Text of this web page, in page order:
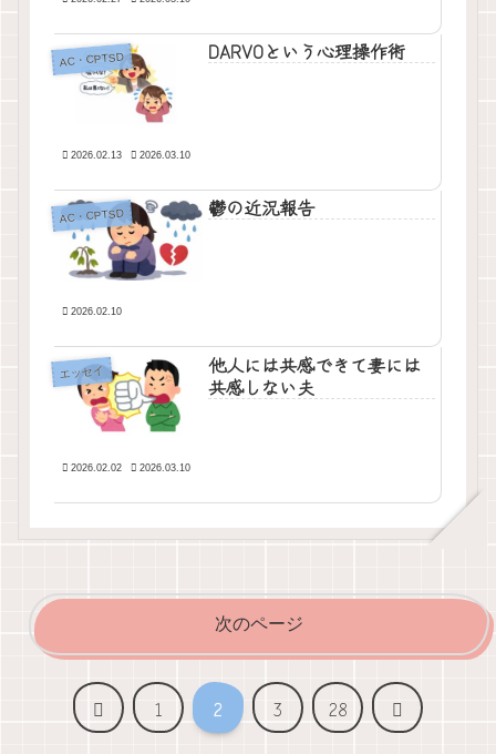
AC・CPTSD DARVOという心理操作術
2026.02.13 2026.03.10
AC・CPTSD 鬱の近況報告
2026.02.10
エッセイ
他人には共感できて妻には
共感しない夫
2026.02.02 2026.03.10
次のページ
前
1 2 3 28
次